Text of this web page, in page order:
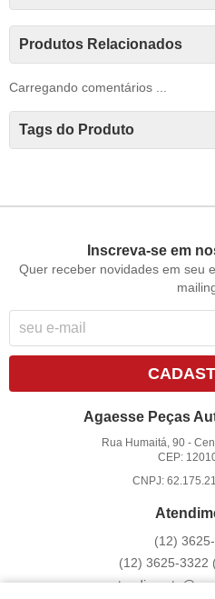
Produtos Relacionados
Carregando comentários ...
Tags do Produto
Inscreva-se em
Quer receber novidades em seu
Agaesse Peças
Rua Humaitá, 90 -
CEP:
CNPJ:
(12)
(12) 3625-3322